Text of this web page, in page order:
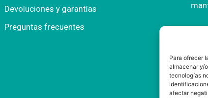
Para ofrecer
almacenar y/
tecnologías
afectar
Devoluciones y garantías
Preguntas frecuentes